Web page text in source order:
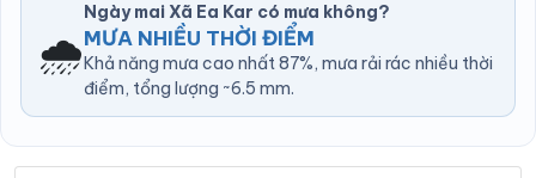
🌧️
Ngày mai Xã Ea Kar có mưa không?
MƯA NHIỀU THỜI ĐIỂM
Khả năng mưa cao nhất 87%, mưa rải rác nhiều thời
điểm, tổng lượng ~6.5 mm.